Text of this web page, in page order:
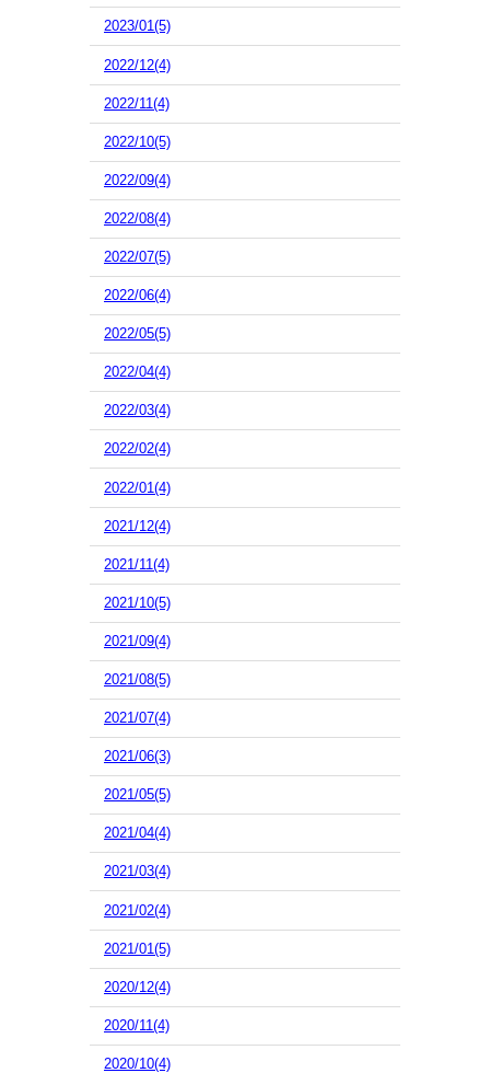
2023/01(5)
2022/12(4)
2022/11(4)
2022/10(5)
2022/09(4)
2022/08(4)
2022/07(5)
2022/06(4)
2022/05(5)
2022/04(4)
2022/03(4)
2022/02(4)
2022/01(4)
2021/12(4)
2021/11(4)
2021/10(5)
2021/09(4)
2021/08(5)
2021/07(4)
2021/06(3)
2021/05(5)
2021/04(4)
2021/03(4)
2021/02(4)
2021/01(5)
2020/12(4)
2020/11(4)
2020/10(4)